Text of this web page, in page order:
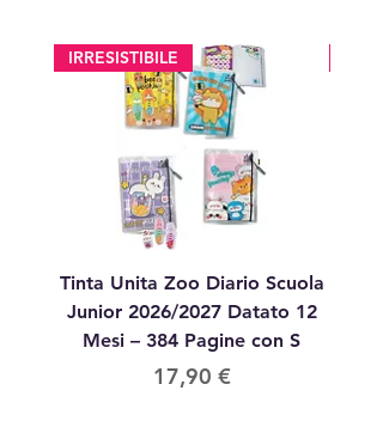
IRRESISTIBILE
Tinta Unita Zoo Diario Scuola
Junior 2026/2027 Datato 12
Mesi – 384 Pagine con S
Prezzo
17,90 €